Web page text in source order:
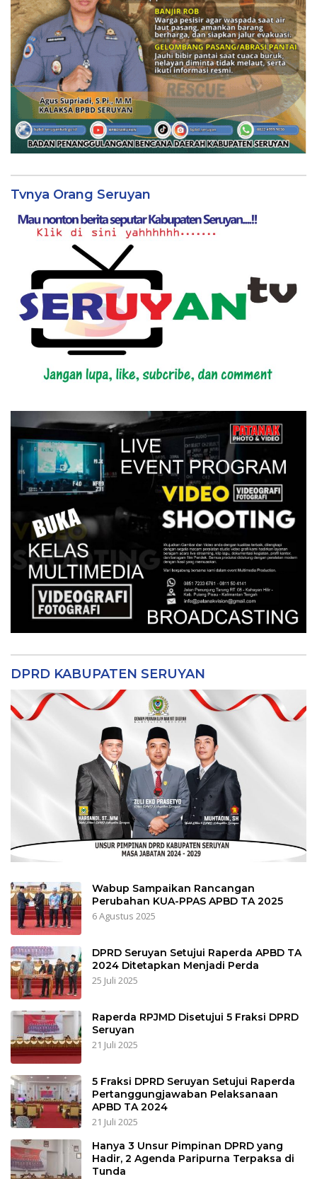
Tvnya Orang Seruyan
DPRD KABUPATEN SERUYAN
Wabup Sampaikan Rancangan
Perubahan KUA-PPAS APBD TA 2025
6 Agustus 2025
DPRD Seruyan Setujui Raperda APBD TA
2024 Ditetapkan Menjadi Perda
25 Juli 2025
Raperda RPJMD Disetujui 5 Fraksi DPRD
Seruyan
21 Juli 2025
5 Fraksi DPRD Seruyan Setujui Raperda
Pertanggungjawaban Pelaksanaan
APBD TA 2024
21 Juli 2025
Hanya 3 Unsur Pimpinan DPRD yang
Hadir, 2 Agenda Paripurna Terpaksa di
Tunda